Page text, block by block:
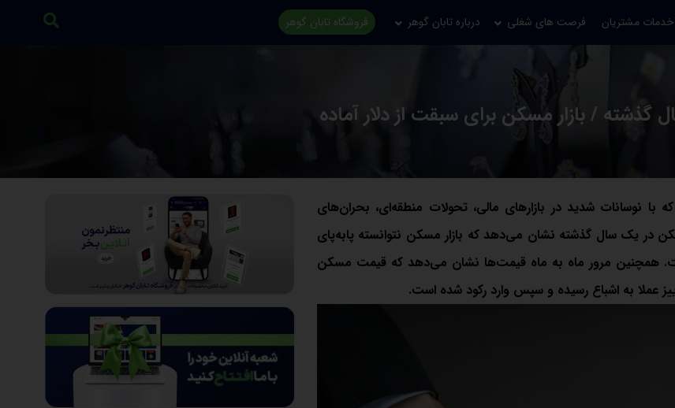
خدمات مشتریان فرصت های شغلی درباره تابان گوهر فروشگاه تابان گوهر
/ بازار مسکن برای سبقت از دلار آماده
نوسانات شدید در بازارهای مالی، تحولات منطقه‌ای، بحران‌های
یک سال گذشته نشان می‌دهد که بازار مسکن نتوانسته پابه‌پای
است. همچنین مرور ماه به ماه قیمت‌ها نشان می‌دهد که قیمت مسکن